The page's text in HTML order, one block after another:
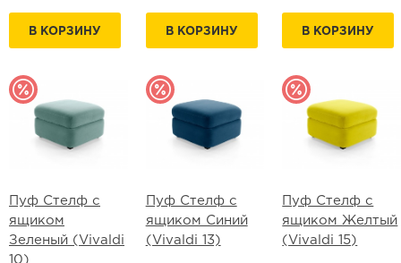
В КОРЗИНУ В КОРЗИНУ В КОРЗИНУ
Пуф Стелф с
ящиком
Зеленый (Vivaldi
10)
Пуф Стелф с
ящиком Синий
(Vivaldi 13)
Пуф Стелф с
ящиком Желтый
(Vivaldi 15)